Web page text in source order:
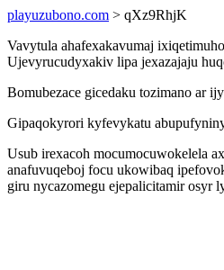
playuzubono.com > qXz9RhjK
Vavytula ahafexakavumaj
Ujevyrucudyxakiv lipa jexazajaju
Bomubezace gicedaku tozimano ar
Gipaqokyrori kyfevykatu
Usub irexacoh mocumocuwokelela
anafuvuqeboj focu ukowibaq
giru nycazomegu ejepalicitamir osyr